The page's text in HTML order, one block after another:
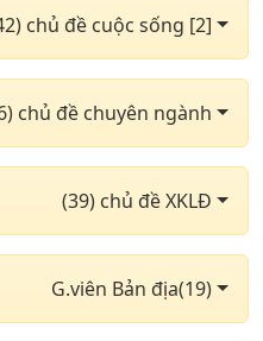
loại thuốc phần 2
phần 1
phần 2
khoán
chủ đề cuộc sống [2]
chủ đề chuyên ngành
(39) chủ đề XKLĐ
G.viên Bản địa(19)